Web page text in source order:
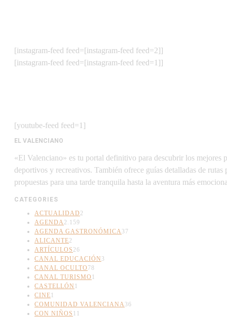
[instagram-feed feed=[instagram-feed feed=2]]
[instagram-feed feed=[instagram-feed feed=1]]
[youtube-feed feed=1]
EL VALENCIANO
«El Valenciano» es tu portal definitivo para descubrir los mejores
deportivos y recreativos. También ofrece guías detalladas de
propuestas para una tarde tranquila hasta la aventura más
CATEGORIES
ACTUALIDAD 2
AGENDA2.159
AGENDA GASTRONÓMICA37
ALICANTE2
ARTÍCULOS 26
CANAL EDUCACIÓN 3
CANAL OCULTO 78
CANAL TURISMO 1
CASTELLÓN 1
CINE1
COMUNIDAD VALENCIANA36
CON NIÑOS 11